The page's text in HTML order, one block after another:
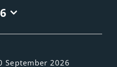
September 2026